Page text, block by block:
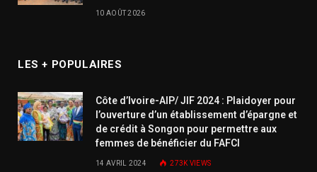
10 AOÛT 2026
LES + POPULAIRES
Côte d’Ivoire-AIP/ JIF 2024 : Plaidoyer pour
l’ouverture d’un établissement d’épargne et
de crédit à Songon pour permettre aux
femmes de bénéficier du FAFCI
14 AVRIL 2024 273KVIEWS